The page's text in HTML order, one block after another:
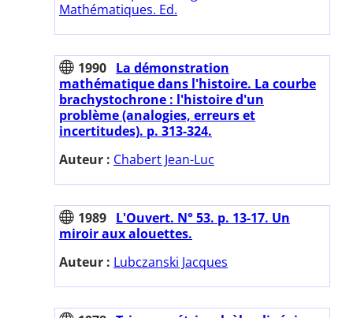
Mathématiques. Ed.
1990 La démonstration
mathématique dans l'histoire. La courbe
brachystochrone : l'histoire d'un
problème (analogies, erreurs et
incertitudes). p. 313-324.
Auteur : Chabert Jean-Luc
1989 L'Ouvert. N° 53. p. 13-17. Un
miroir aux alouettes.
Auteur : Lubczanski Jacques